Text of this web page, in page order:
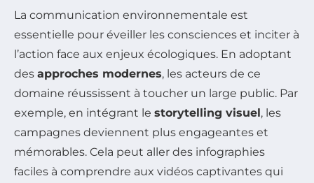
La communication environnementale est
essentielle pour éveiller les consciences et inciter à
l’action face aux enjeux écologiques. En adoptant
des approches modernes, les acteurs de ce
domaine réussissent à toucher un large public. Par
exemple, en intégrant le storytelling visuel, les
campagnes deviennent plus engageantes et
mémorables. Cela peut aller des infographies
faciles à comprendre aux vidéos captivantes qui